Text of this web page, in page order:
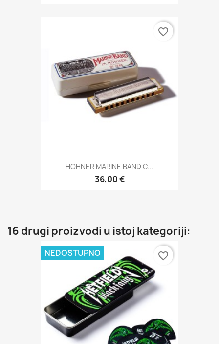
HOHNER MARINE BAND C...
36,00 €
favorite_border
16 drugi proizvodi u istoj kategoriji:
NEDOSTUPNO favorite_border